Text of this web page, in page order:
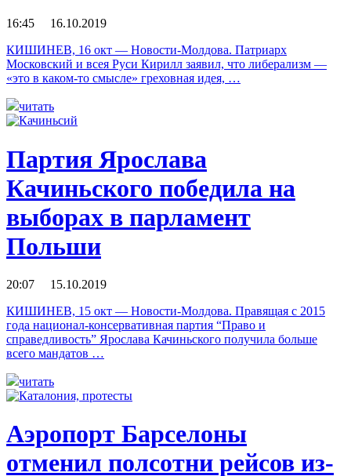
16:45 16.10.2019
КИШИНЕВ, 16 окт — Новости-Молдова. Патриарх
Московский и всея Руси Кирилл заявил, что либерализм —
«это в каком-то смысле» греховная идея, …
читать
Партия Ярослава
Качиньского победила на
выборах в парламент
Польши
20:07 15.10.2019
КИШИНЕВ, 15 окт — Новости-Молдова. Правящая с 2015
года национал-консервативная партия “Право и
справедливость” Ярослава Качиньского получила больше
всего мандатов …
читать
Аэропорт Барселоны
отменил полсотни рейсов из-